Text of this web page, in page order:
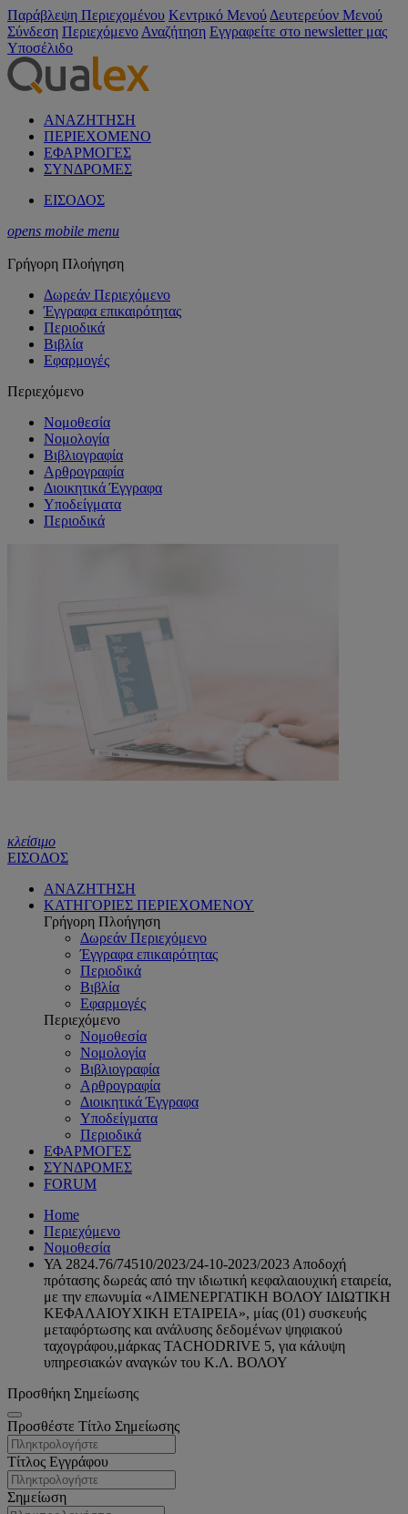
Παράβλεψη Περιεχομένου Κεντρικό Μενού Δευτερεύον Μενού
Σύνδεση Περιεχόμενο Αναζήτηση Εγγραφείτε στο newsletter μας
Υποσέλιδο
ΑΝΑΖΗΤΗΣΗ
ΠΕΡΙΕΧΟΜΕΝΟ
ΕΦΑΡΜΟΓΕΣ
ΣΥΝΔΡΟΜΕΣ
ΕΙΣΟΔΟΣ
opens mobile menu
Γρήγορη Πλοήγηση
Δωρεάν Περιεχόμενο
Έγγραφα επικαιρότητας
Περιοδικά
Βιβλία
Εφαρμογές
Περιεχόμενο
Νομοθεσία
Νομολογία
Βιβλιογραφία
Αρθρογραφία
Διοικητικά Έγγραφα
Υποδείγματα
Περιοδικά
κλείσιμο
ΕΙΣΟΔΟΣ
ΑΝΑΖΗΤΗΣΗ
ΚΑΤΗΓΟΡΙΕΣ ΠΕΡΙΕΧΟΜΕΝΟΥ
Γρήγορη Πλοήγηση
Δωρεάν Περιεχόμενο
Έγγραφα επικαιρότητας
Περιοδικά
Βιβλία
Εφαρμογές
Περιεχόμενο
Νομοθεσία
Νομολογία
Βιβλιογραφία
Αρθρογραφία
Διοικητικά Έγγραφα
Υποδείγματα
Περιοδικά
ΕΦΑΡΜΟΓΕΣ
ΣΥΝΔΡΟΜΕΣ
FORUM
Home
Περιεχόμενο
Νομοθεσία
ΥΑ 2824.76/74510/2023/24-10-2023/2023 Αποδοχή
πρότασης δωρεάς από την ιδιωτική κεφαλαιουχική εταιρεία,
με την επωνυμία «ΛΙΜΕΝΕΡΓΑΤΙΚΗ ΒΟΛΟΥ ΙΔΙΩΤΙΚΗ
ΚΕΦΑΛΑΙΟΥΧΙΚΗ ΕΤΑΙΡΕΙΑ», μίας (01) συσκευής
μεταφόρτωσης και ανάλυσης δεδομένων ψηφιακού
ταχογράφου,μάρκας TACHODRIVE 5, για κάλυψη
υπηρεσιακών αναγκών του Κ.Λ. ΒΟΛΟΥ
Προσθήκη Σημείωσης
Προσθέστε Τίτλο Σημείωσης
Τίτλος Εγγράφου
Σημείωση